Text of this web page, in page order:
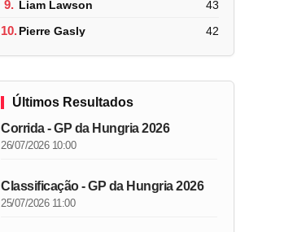
9. Liam Lawson 43
10.Pierre Gasly 42
Últimos Resultados
Corrida - GP da Hungria 2026
26/07/2026 10:00
Classificação - GP da Hungria 2026
25/07/2026 11:00